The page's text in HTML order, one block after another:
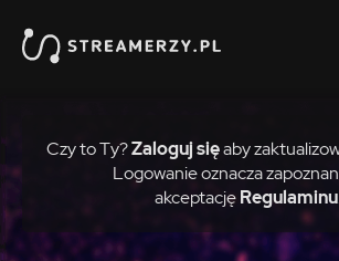
Czy to Ty?Zaloguj sięaby
Logowanie oznacza
akceptację Regulaminu